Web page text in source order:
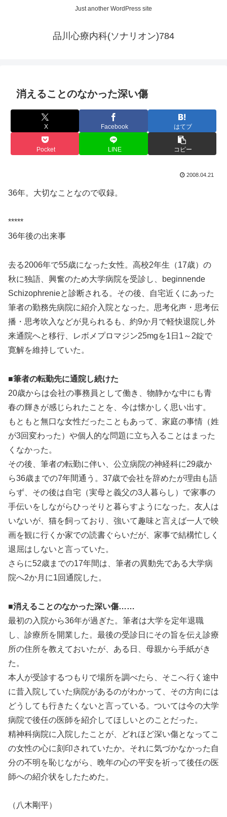
Just another WordPress site
品川心療内科(ソナリオン)784
消えることのなかった深い傷
X Facebook はてブ
Pocket LINE コピー
2008.04.21
36年。大切なことなので収録。
*****
36年後の出来事
去る2006年で55歳になった女性。高校2年生（17歳）の
秋に独語、興奮のため大学病院を受診し、beginnende
Schizophrenieと診断される。その後、自宅近くにあった
筆者の勤務先病院に紹介入院となった。思考化声・思考伝
播・思考吹入などが見られるも、約9か月で軽快退院し外
来通院へと移行、レボメプロマジン25mgを1日1～2錠で
寛解を維持していた。
■筆者の転勤先に通院し続けた
20歳からは会社の事務員として働き、物静かな中にも青
春の輝きが感じられたことを、今は懐かしく思い出す。
もともと無口な女性だったこともあって、家庭の事情（姓
が3回変わった）や個人的な問題に立ち入ることはまった
くなかった。
その後、筆者の転勤に伴い、公立病院の神経科に29歳か
ら36歳までの7年間通う。37歳で会社を辞めたが理由も語
らず、その後は自宅（実母と義父の3人暮らし）で家事の
手伝いをしながらひっそりと暮らすようになった。友人は
いないが、猫を飼っており、強いて趣味と言えば一人で映
画を観に行くか家での読書ぐらいだが、家事で結構忙しく
退屈はしないと言っていた。
さらに52歳までの17年間は、筆者の異動先である大学病
院へ2か月に1回通院した。
■消えることのなかった深い傷……
最初の入院から36年が過ぎた。筆者は大学を定年退職
し、診療所を開業した。最後の受診日にその旨を伝え診療
所の住所を教えておいたが、ある日、母親から手紙がき
た。
本人が受診するつもりで場所を調べたら、そこへ行く途中
に昔入院していた病院があるのがわかって、その方向には
どうしても行きたくないと言っている。ついては今の大学
病院で後任の医師を紹介してほしいとのことだった。
精神科病院に入院したことが、どれほど深い傷となってこ
の女性の心に刻印されていたか。それに気づかなかった自
分の不明を恥じながら、晩年の心の平安を祈って後任の医
師への紹介状をしたためた。
（八木剛平）